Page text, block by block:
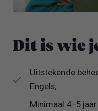
Dit is wie
Uitstekende
Engels;
Minimaal 4–5